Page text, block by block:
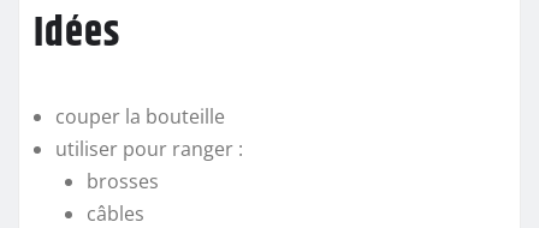
Idées
couper la bouteille
utiliser pour ranger :
brosses
câbles